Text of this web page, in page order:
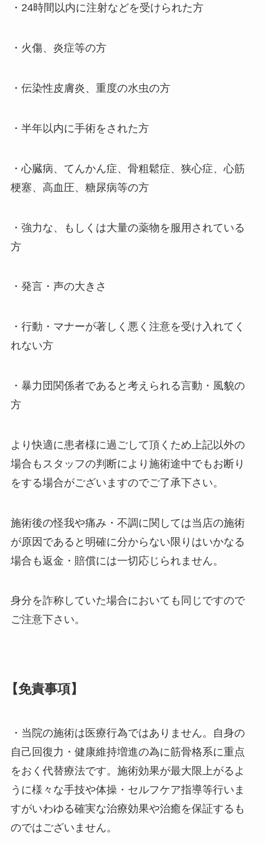
・24時間以内に注射などを受けられた方
・火傷、炎症等の方
・伝染性皮膚炎、重度の水虫の方
・半年以内に手術をされた方
・心臓病、てんかん症、骨粗鬆症、狭心症、心筋
梗塞、高血圧、糖尿病等の方
・強力な、もしくは大量の薬物を服用されている
方
・発言・声の大きさ
・行動・マナーが著しく悪く注意を受け入れてく
れない方
・暴力団関係者であると考えられる言動・風貌の
方
より快適に患者様に過ごして頂くため上記以外の
場合もスタッフの判断により施術途中でもお断り
をする場合がございますのでご了承下さい。
施術後の怪我や痛み・不調に関しては当店の施術
が原因であると明確に分からない限りはいかなる
場合も返金・賠償には一切応じられません。
身分を詐称していた場合においても同じですので
ご注意下さい。
【免責事項】
・当院の施術は医療行為ではありません。自身の
自己回復力・健康維持増進の為に筋骨格系に重点
をおく代替療法です。施術効果が最大限上がるよ
うに様々な手技や体操・セルフケア指導等行いま
すがいわゆる確実な治療効果や治癒を保証するも
のではございません。